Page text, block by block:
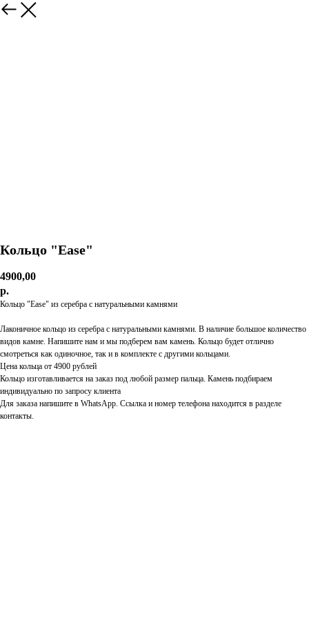
Кольцо "Ease"
4900,00
р.
Кольцо "Ease" из серебра с натуральными камнями
Лаконичное кольцо из серебра с натуральными камнями. В наличие большое количество
видов камне. Напишите нам и мы подберем вам камень. Кольцо будет отлично
смотреться как одиночное, так и в комплекте с другими кольцами.
Цена кольца от 4900 рублей
Кольцо изготавливается на заказ под любой размер пальца. Камень подбираем
индивидуально по запросу клиента
Для заказа напишите в WhatsApp. Ссылка и номер телефона находится в разделе
контакты.